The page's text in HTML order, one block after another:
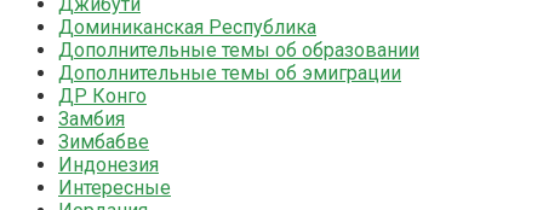
Доминиканская Республика
Дополнительные темы об образовании
Дополнительные темы об эмиграции
ДР Конго
Замбия
Зимбабве
Индонезия
Интересные